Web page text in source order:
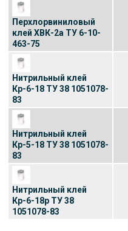
Перхлорвиниловый
клей ХВК-2а ТУ 6-10-
463-75
Нитрильный клей
Кр-6-18 ТУ 38 1051078-
83
Нитрильный клей
Кр-5-18 ТУ 38 1051078-
83
Нитрильный клей
Кр-6-18р ТУ 38
1051078-83